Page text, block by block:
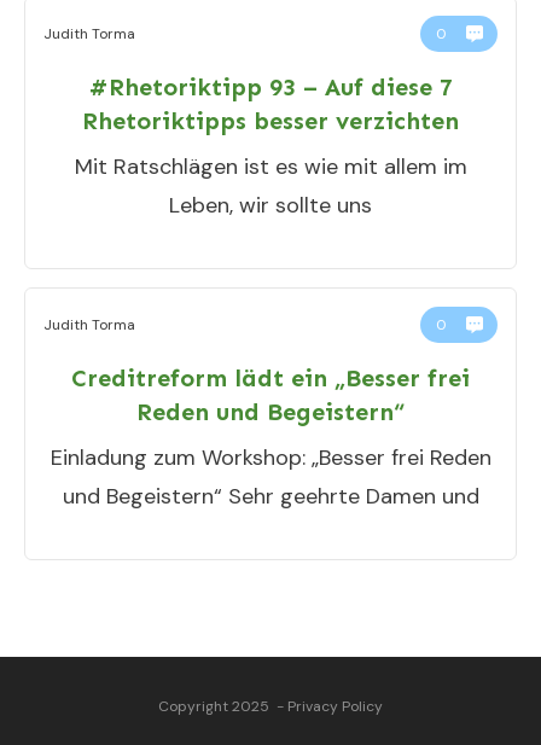
Judith Torma 0
#Rhetoriktipp 93 – Auf diese 7
Rhetoriktipps besser verzichten
Mit Ratschlägen ist es wie mit allem im
Leben, wir sollte uns
Judith Torma 0
Creditreform lädt ein „Besser frei
Reden und Begeistern“
Einladung zum Workshop: „Besser frei Reden
und Begeistern“ Sehr geehrte Damen und
Copyright 2025 - Privacy Policy